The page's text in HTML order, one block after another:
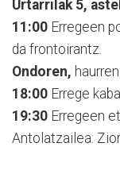
Urtarrilak 5,
11:00 Erregeen
da frontoirantz.
Ondoren,
18:00 Errege
19:30 Erregeen
Antolatzailea: